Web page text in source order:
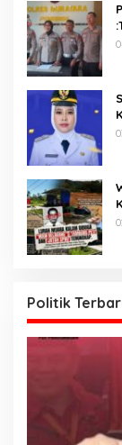
Politik